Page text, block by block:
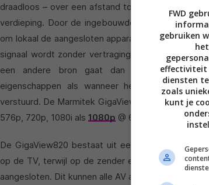
draadloos – over een afstand tot maximaal 30
verdieping. Door de ingebouwde splitter kun je
om lokaal de aangesloten apparatuur te kunnen
signaal wordt zonder vertraging (perfect voor
een andere bron gaat dan het beeld)
eigenschappen als wanneer het signaal door
verstuurd. De Marmitek GigaView820
576p, 720p, 1080i als 1080p @ 60fps (Full HD).
De GigaView820 bestaat uit een zender en
op de TV, terwijl op de zender een TV of beamer
aangesloten. Dit kunnen alle AV apparaten zijn, die
FWD
gebruiken
effectiviteit
diensten
zoals
kunt je